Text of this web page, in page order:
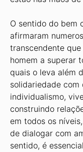
O sentido do bem
afirmaram
transcendente
homem a superar
quais o leva além
solidariedade com
individualismo,
construindo
em todos os
de dialogar com
sentido, é